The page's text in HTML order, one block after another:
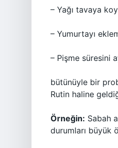
– Yağı tavaya
– Yumurtayı
– Pişme süresini
bütünüyle bir
Rutin haline
Örneğin: Sabah
durumları büyük